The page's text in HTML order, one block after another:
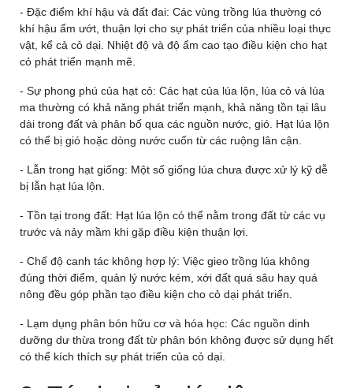
- Đặc điểm khí hậu và đất đai: Các vùng trồng lúa thường có
khí hậu ẩm ướt, thuận lợi cho sự phát triển của nhiều loại thực
vật, kể cả cỏ dại. Nhiệt độ và độ ẩm cao tạo điều kiện cho hạt
cỏ phát triển mạnh mẽ.
- Sự phong phú của hạt cỏ: Các hạt của lúa lộn, lúa cỏ và lúa
ma thường có khả năng phát triển mạnh, khả năng tồn tại lâu
dài trong đất và phân bố qua các nguồn nước, gió. Hạt lúa lộn
có thể bị gió hoặc dòng nước cuốn từ các ruộng lân cận.
- Lẫn trong hạt giống: Một số giống lúa chưa được xử lý kỹ dễ
bị lẫn hạt lúa lộn.
- Tồn tại trong đất: Hạt lúa lộn có thể nằm trong đất từ các vụ
trước và nảy mầm khi gặp điều kiện thuận lợi.
- Chế độ canh tác không hợp lý: Việc gieo trồng lúa không
đúng thời điểm, quản lý nước kém, xới đất quá sâu hay quá
nông đều góp phần tạo điều kiện cho cỏ dại phát triển.
- Lạm dụng phân bón hữu cơ và hóa học: Các nguồn dinh
dưỡng dư thừa trong đất từ phân bón không được sử dụng hết
có thể kích thích sự phát triển của cỏ dại.